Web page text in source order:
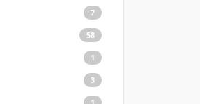
7
58
1
3